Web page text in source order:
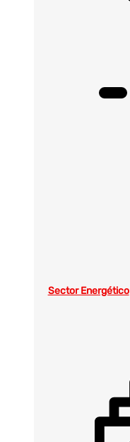
Sector Energético